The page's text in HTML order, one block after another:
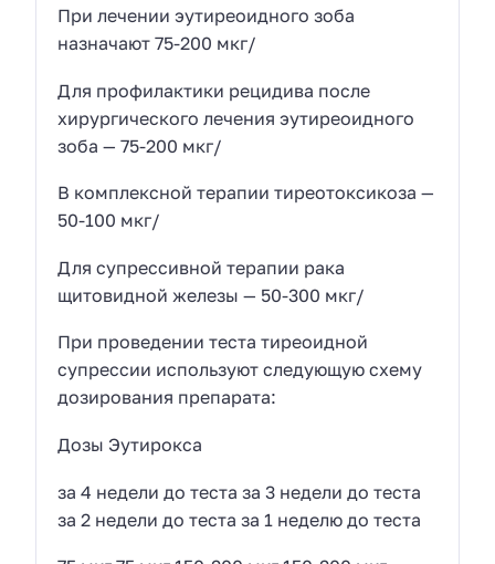
При лечении эутиреоидного зоба
назначают 75-200 мкг/
Для профилактики рецидива после
хирургического лечения эутиреоидного
зоба — 75-200 мкг/
В комплексной терапии тиреотоксикоза —
50-100 мкг/
Для супрессивной терапии рака
щитовидной железы — 50-300 мкг/
При проведении теста тиреоидной
супрессии используют следующую схему
дозирования препарата:
Дозы Эутирокса
за 4 недели до теста за 3 недели до теста
за 2 недели до теста за 1 неделю до теста